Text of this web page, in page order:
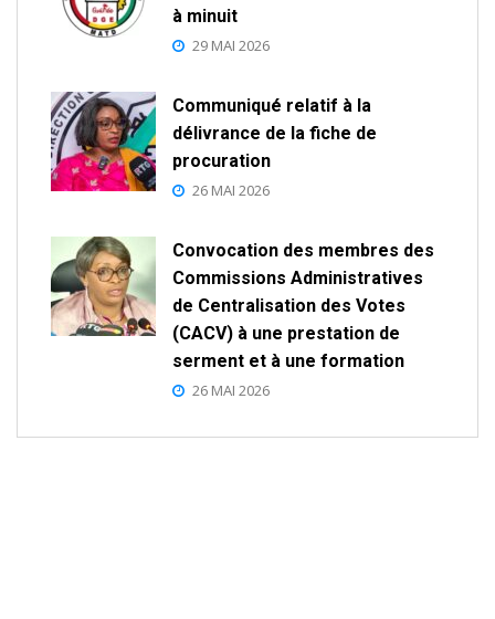
à minuit
29 MAI 2026
Communiqué relatif à la
délivrance de la fiche de
procuration
26 MAI 2026
Convocation des membres des
Commissions Administratives
de Centralisation des Votes
(CACV) à une prestation de
serment et à une formation
26 MAI 2026